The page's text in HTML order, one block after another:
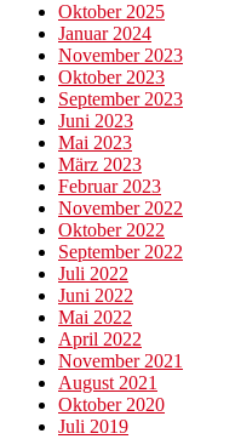
Oktober 2025
Januar 2024
November 2023
Oktober 2023
September 2023
Juni 2023
Mai 2023
März 2023
Februar 2023
November 2022
Oktober 2022
September 2022
Juli 2022
Juni 2022
Mai 2022
April 2022
November 2021
August 2021
Oktober 2020
Juli 2019